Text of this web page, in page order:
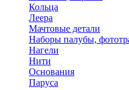
Кольца
Леера
Мачтовые детали
Наборы палубы,
Нагели
Нити
Основания
Паруса